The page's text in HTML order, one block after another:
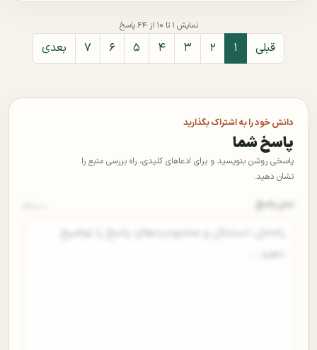
نمایش ۱ تا ۱۰ از ۶۴ پاسخ
قبلی ۱ ۲ ۳ ۴ ۵ ۶ ۷ بعدی
دانش خود را به اشتراک بگذارید
پاسخ شما
پاسخی روشن بنویسید و برای ادعاهای کلیدی، راه بررسی منبع را
نشان دهید.
متن پاسخ